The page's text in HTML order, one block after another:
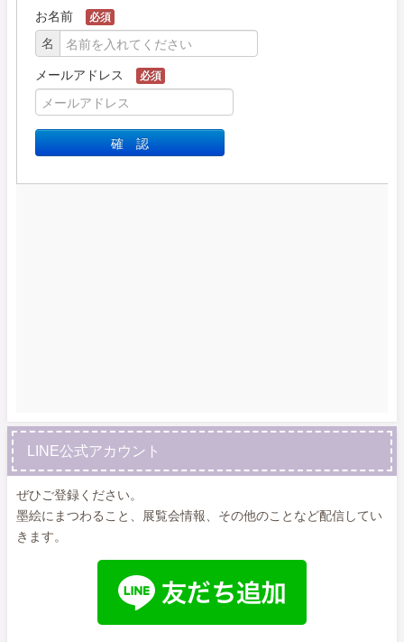
LINE公式アカウント
ぜひご登録ください。
墨絵にまつわること、展覧会情報、その他のことなど配信してい
きます。